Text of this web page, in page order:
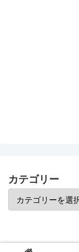
カテゴリー